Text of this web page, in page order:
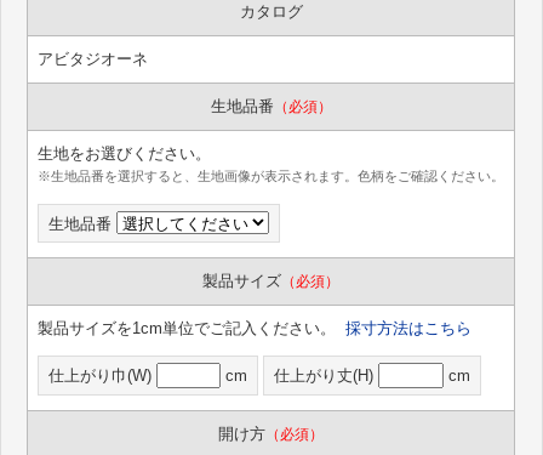
カタログ
アビタジオーネ
生地品番 （必須）
生地をお選びください。
※生地品番を選択すると、生地画像が表示されます。色柄をご確認ください。
生地品番
製品サイズ （必須）
製品サイズを1cm単位でご記入ください。採寸方法はこちら
仕上がり巾(W) cm 仕上がり丈(H) cm
開け方 （必須）